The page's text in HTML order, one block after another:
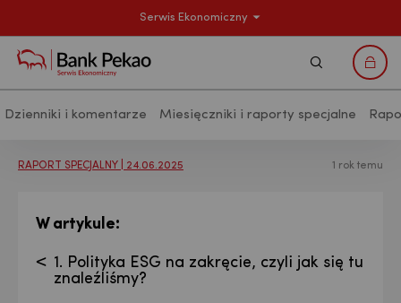
Serwis Ekonomiczny
Dzienniki i komentarze Miesięczniki i raporty specjalne
Szukaj
Analizy makroekonomiczne -
RAPORT SPECJALNY | 24.06.2025 1 rok temu
W artykule:
1. Polityka ESG na zakręcie, czyli jak się tu
znaleźliśmy?